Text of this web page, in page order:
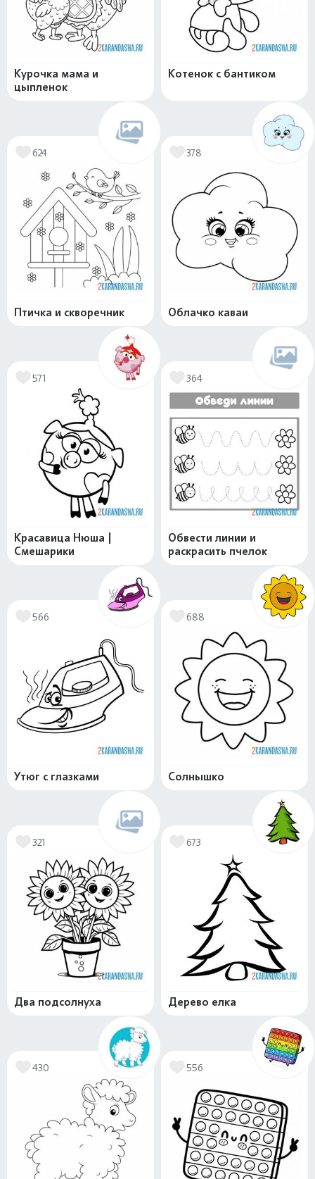
Курочка мама и
цыпленок
Котенок с бантиком
624
Птичка и скворечник
378
Облачко каваи
571
Красавица Нюша |
Смешарики
364
Обвести линии и
раскрасить пчелок
566
Утюг с глазками
688
Солнышко
321
Два подсолнуха
673
Дерево елка
430 556